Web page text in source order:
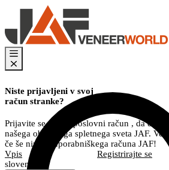
Niste prijavljeni v svoj
račun stranke?
Prijavite se v svoj poslovni račun , da
našega obsežnega spletnega sveta JAF.
če še nimate uporabniškega računa JAF!
Vpis
Registrirajte se
slovenščina